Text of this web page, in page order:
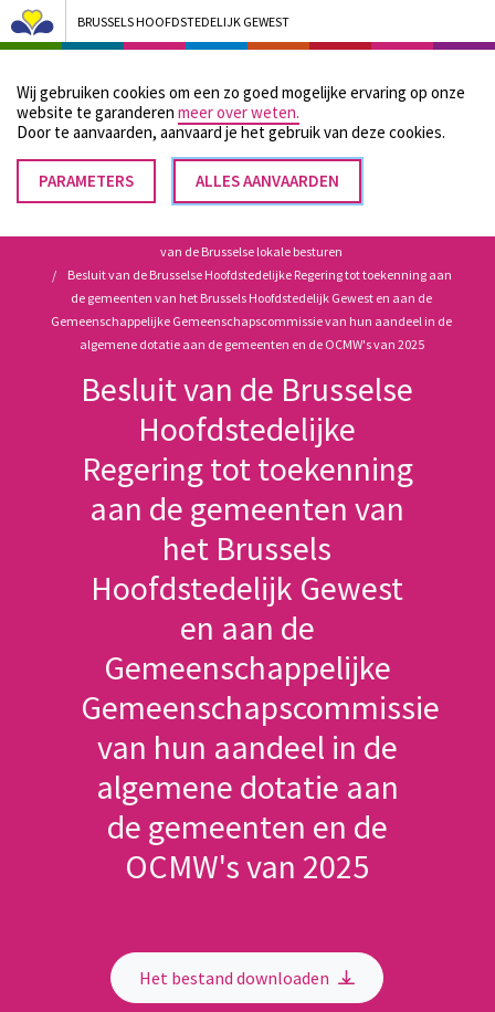
Wij gebruiken cookies om een zo goed mogelijke ervaring op onze
website te garanderen meer over weten.
Door te aanvaarden, aanvaard je het gebruik van deze cookies.
PARAMETERS ALLES AANVAARDEN
TOESTEMMING
INTREKKEN
BRUSSELS HOOFDSTEDELIJK GEWEST
Bruxelles Pouvoirs Locaux - Aller à la page d'accueil
Menu
Kruimelpad
Home
van de Brusselse lokale besturen
Besluit van de Brusselse Hoofdstedelijke Regering tot toekenning aan
de gemeenten van het Brussels Hoofdstedelijk Gewest en aan de
Gemeenschappelijke Gemeenschapscommissie van hun aandeel in de
algemene dotatie aan de gemeenten en de OCMW's van 2025
Besluit van de Brusselse
Hoofdstedelijke
Regering tot toekenning
aan de gemeenten van
het Brussels
Hoofdstedelijk Gewest
en aan de
Gemeenschappelijke
Gemeenschapscommissie
van hun aandeel in de
algemene dotatie aan
de gemeenten en de
OCMW's van 2025
Het bestand downloaden